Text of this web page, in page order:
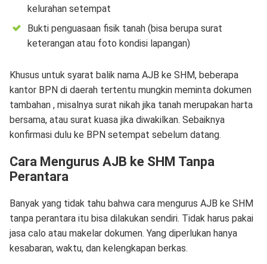
kelurahan setempat
Bukti penguasaan fisik tanah (bisa berupa surat
keterangan atau foto kondisi lapangan)
Khusus untuk syarat balik nama AJB ke SHM, beberapa
kantor BPN di daerah tertentu mungkin meminta dokumen
tambahan , misalnya surat nikah jika tanah merupakan harta
bersama, atau surat kuasa jika diwakilkan. Sebaiknya
konfirmasi dulu ke BPN setempat sebelum datang.
Cara Mengurus AJB ke SHM Tanpa
Perantara
Banyak yang tidak tahu bahwa cara mengurus AJB ke SHM
tanpa perantara itu bisa dilakukan sendiri. Tidak harus pakai
jasa calo atau makelar dokumen. Yang diperlukan hanya
kesabaran, waktu, dan kelengkapan berkas.